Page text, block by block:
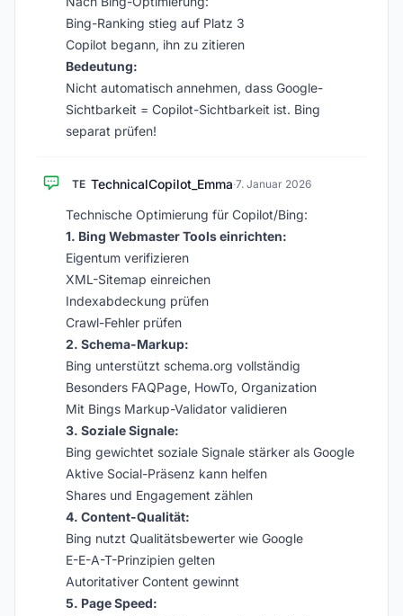
Bing-Ranking stieg auf Platz 3
Copilot begann, ihn zu zitieren
Bedeutung:
Nicht automatisch annehmen, dass Google-
Sichtbarkeit = Copilot-Sichtbarkeit ist. Bing
separat prüfen!
TE TechnicalCopilot_Emma·7. Januar 2026
Technische Optimierung für Copilot/Bing:
1. Bing Webmaster Tools einrichten:
Eigentum verifizieren
XML-Sitemap einreichen
Indexabdeckung prüfen
Crawl-Fehler prüfen
2. Schema-Markup:
Bing unterstützt schema.org vollständig
Besonders FAQPage, HowTo, Organization
Mit Bings Markup-Validator validieren
3. Soziale Signale:
Bing gewichtet soziale Signale stärker als Google
Aktive Social-Präsenz kann helfen
Shares und Engagement zählen
4. Content-Qualität:
Bing nutzt Qualitätsbewerter wie Google
E-E-A-T-Prinzipien gelten
Autoritativer Content gewinnt
5. Page Speed: